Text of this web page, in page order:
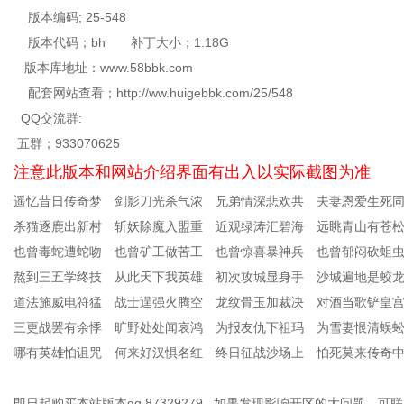
版本编码; 25-548
版本代码；bh 补丁大小；1.18G
版本库地址：www.58bbk.com
配套网站查看；http://ww.huigebbk.com/25/548
QQ交流群:
五群；933070625
注意此版本和网站介绍界面有出入以实际截图为准
遥忆昔日传奇梦 剑影刀光杀气浓 兄弟情深悲欢共 夫妻恩爱生死同
杀猫逐鹿出新村 斩妖除魔入盟重 近观绿涛汇碧海 远眺青山有苍松
也曾毒蛇遭蛇吻 也曾矿工做苦工 也曾惊喜暴神兵 也曾郁闷砍蛆虫
熬到三五学终技 从此天下我英雄 初次攻城显身手 沙城遍地是蛟龙
道法施威电符猛 战士逞强火腾空 龙纹骨玉加裁决 对酒当歌铲皇宫
三更战罢有余悸 旷野处处闻哀鸿 为报友仇下祖玛 为雪妻恨清蜈蚣
哪有英雄怕诅咒 何来好汉惧名红 终日征战沙场上 怕死莫来传奇中